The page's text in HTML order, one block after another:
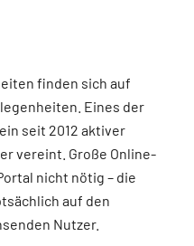
finden sich auf
Eines der
seit 2012 aktiver
vereint. Große Online-
nicht nötig – die
auf den
Nutzer.